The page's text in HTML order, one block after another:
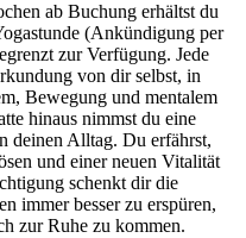
ab Buchung erhältst du
(Ankündigung per
zur Verfügung. Jede
von dir selbst, in
Bewegung und mentalem
hinaus nimmst du eine
deinen Alltag. Du erfährst,
und einer neuen Vitalität
schenkt dir die
immer besser zu erspüren,
zur Ruhe zu kommen.